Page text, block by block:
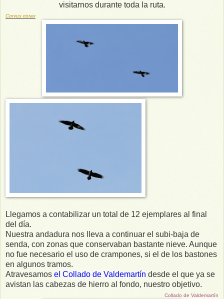
visitarnos durante toda la ruta.
Corvus corax
Llegamos a contabilizar un total de 12 ejemplares al final
del día.
Nuestra andadura nos lleva a continuar el subi-baja de
senda, con zonas que conservaban bastante nieve. Aunque
no fue necesario el uso de crampones, si el de los bastones
en algunos tramos.
Atravesamos el Collado de Valdemartín desde el que ya se
avistan las cabezas de hierro al fondo, nuestro objetivo.
Collado de Valdemartín